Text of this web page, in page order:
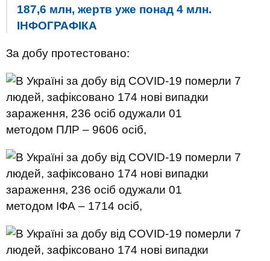
187,6 млн, жертв уже понад 4 млн.
ІНФОГРАФІКА
За добу протестовано:
методом ПЛР – 9606 осіб,
методом ІФА – 1714 осіб,